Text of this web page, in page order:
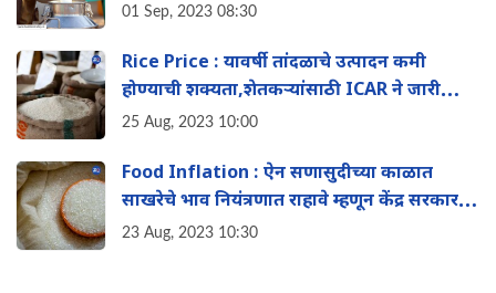
01 Sep, 2023 08:30
Rice Price : यावर्षी तांदळाचे उत्पादन कमी
होण्याची शक्यता,शेतकऱ्यांसाठी ICAR ने जारी
केल्या सूचना
25 Aug, 2023 10:00
Food Inflation : ऐन सणासुदीच्या काळात
साखरेचे भाव नियंत्रणात राहावे म्हणून केंद्र सरकार
करणार उपाययोजना…
23 Aug, 2023 10:30